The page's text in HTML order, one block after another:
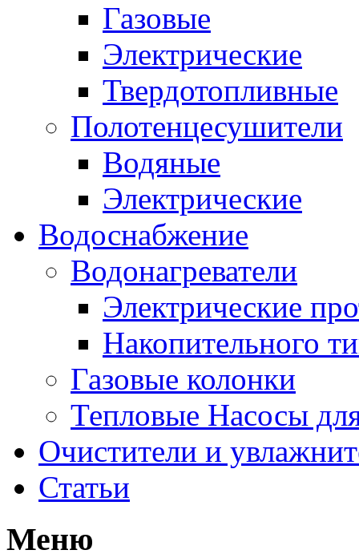
Газовые
Электрические
Твердотопливные
Полотенцесушители
Водяные
Электрические
Водоснабжение
Водонагреватели
Электрические
Накопительного
Газовые колонки
Тепловые Насосы
Очистители и
Статьи
Меню